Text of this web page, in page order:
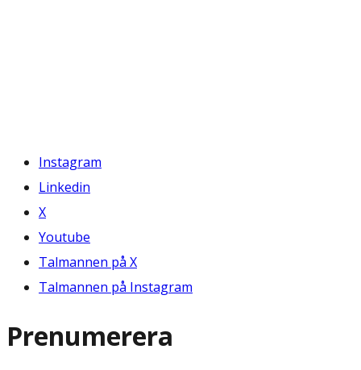
Instagram
Linkedin
X
Youtube
Talmannen på X
Talmannen på Instagram
Prenumerera